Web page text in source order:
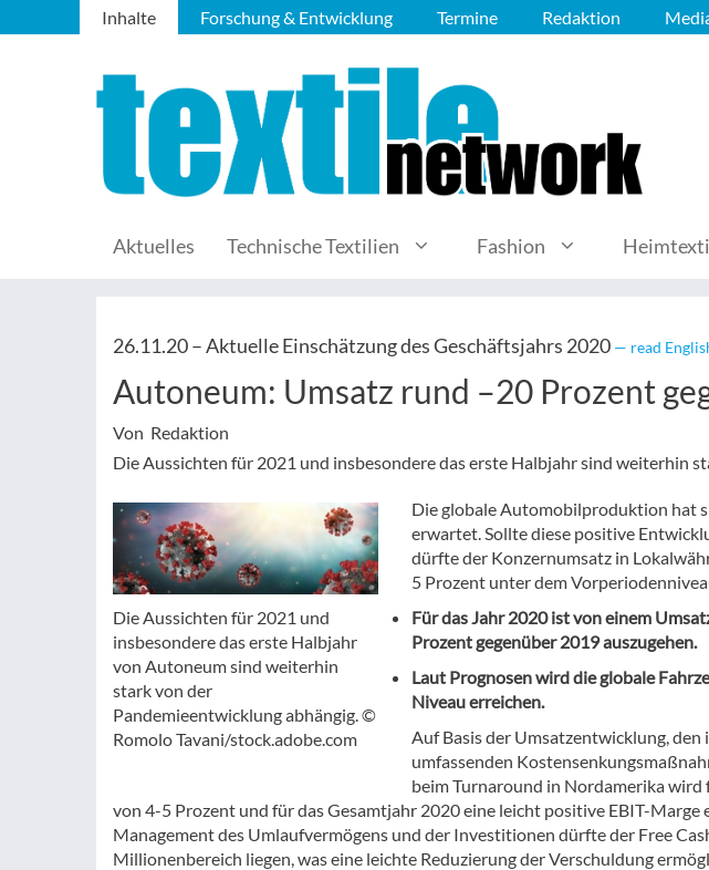
Inhalte Forschung & Entwicklung Termine Redaktion
Aktuelles Technische Textilien Fashion
26.11.20 –Aktuelle Einschätzung des Geschäftsjahrs 2020 — read
Autoneum: Umsatz rund –20 Prozent
Von Redaktion
Die Aussichten für 2021 und insbesondere das erste Halbjahr sind weiterhin
Die Aussichten für 2021 und
insbesondere das erste Halbjahr
von Autoneum sind weiterhin
stark von der
Pandemieentwicklung abhängig. ©
Romolo Tavani/stock.adobe.com
Die globale Automobilproduktion hat
erwartet. Sollte diese positive
dürfte der Konzernumsatz in
5 Prozent unter dem
Für das Jahr 2020 ist von einem
Prozent gegenüber 2019 auszugehen.
Laut Prognosen wird die globale
Niveau erreichen.
Auf Basis der Umsatzentwicklung,
umfassenden
beim Turnaround in Nordamerika
von 4-5 Prozent und für das Gesamtjahr 2020 eine leicht positive EBIT-
Management des Umlaufvermögens und der Investitionen dürfte der Free
Millionenbereich liegen, was eine leichte Reduzierung der Verschuldung